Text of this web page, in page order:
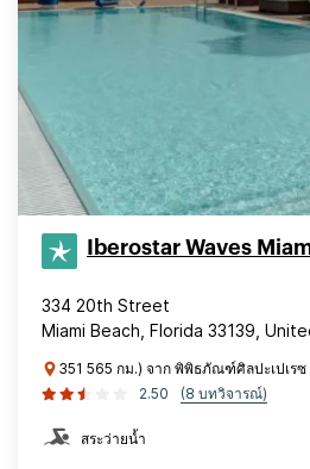
Iberostar Waves
334 20th Street
Miami Beach, Florida 33139,
351 565 กม.) จาก พิพิธภัณฑ์ศิลปะเปเรซ
2.50
(8 บทวิจารณ์)
สระว่ายน้ำ